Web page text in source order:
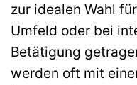
zur idealen Wahl
Umfeld oder bei
Betätigung
werden oft mit